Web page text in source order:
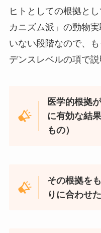
ヒトとしての根拠と
カニズム派」の動物
いない段階なので、
デンスレベルの項で説
医学的根拠
に有効な結
もの）
その根拠を
りに合わせ